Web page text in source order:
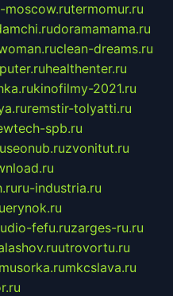
moscow.rutermomur.ru
doramamama.ru
clean-dreams.ru
healthenter.ru
kinofilmy-2021.ru
remstir-tolyatti.ru
spb.ru
seonub.ruzvonitut.ru
ru-industria.ru
erynok.ru
fefu.ruzarges-ru.ru
utrovortu.ru
mkcslava.ru